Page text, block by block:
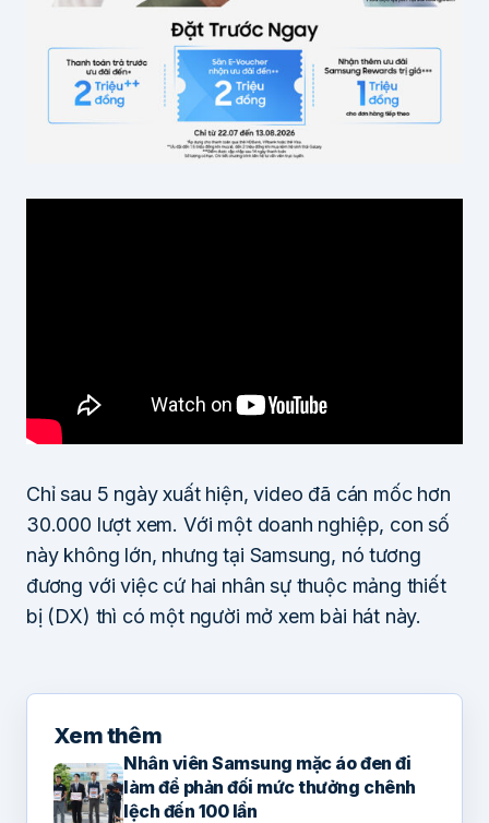
Chỉ sau 5 ngày xuất hiện, video đã cán mốc hơn
30.000 lượt xem. Với một doanh nghiệp, con số
này không lớn, nhưng tại Samsung, nó tương
đương với việc cứ hai nhân sự thuộc mảng thiết
bị (DX) thì có một người mở xem bài hát này.
Xem thêm
Nhân viên Samsung mặc áo đen đi
làm để phản đối mức thưởng chênh
lệch đến 100 lần